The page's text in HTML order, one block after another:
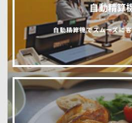
自動精算
自動精算機でスムーズに客